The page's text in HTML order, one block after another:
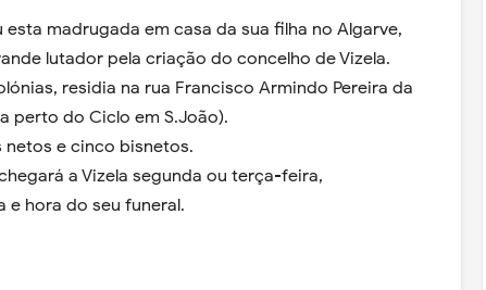
madrugada em casa da sua filha no Algarve,
lutador pela criação do concelho de Vizela.
residia na rua Francisco Armindo Pereira da
perto do Ciclo em S.João).
netos e cinco bisnetos.
a Vizela segunda ou terça-feira,
e hora do seu funeral.